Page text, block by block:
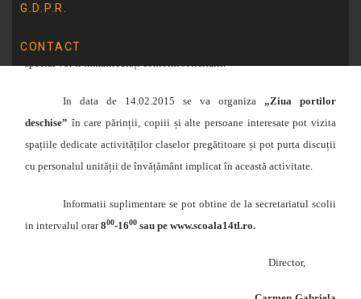
G.D.P.R.
CONTACT
verificată și semnată de părinte.
Toți copiii care au orientarea școlară pentru învățământul
In data de 14.02.2015 se va organiza„Ziua portilor
deschise” în care părinții, copiii și alte persoane interesate pot vizita
spațiile dedicate activităților claselor pregătitoare și pot purta discuții
cu personalul unității de învățământ implicat în această activitate.
Informatii suplimentare se pot obtine de la secretariatul scolii
in intervalul orar800-1600 sau pe www.scoala14tl.ro.
Director,